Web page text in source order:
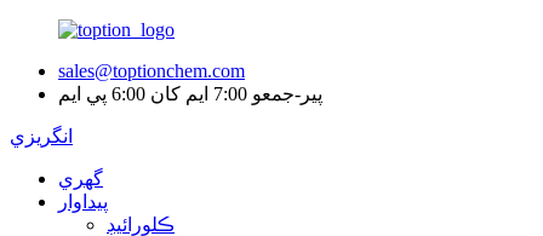
sales@toptionchem.com
پير-جمعو 7:00 ايم کان 6:00 پي ايم
انگريزي
گهري
پيداوار
ڪلورائيڊ